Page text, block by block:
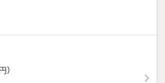
）